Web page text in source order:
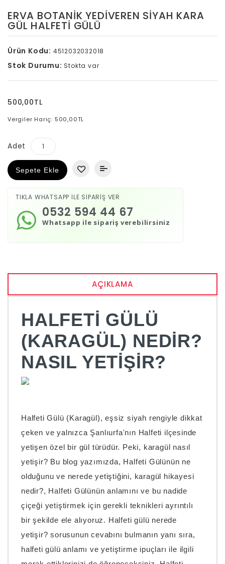
ERVA BOTANIK YEDIVEREN SIYAH KARA
GÜL HALFETI GÜLÜ
Ürün Kodu: 4512032032018
Stok Durumu: Stokta var
500,00TL
Vergiler Hariç: 500,00TL
Adet
Sepete Ekle
TIKLA WHATSAPP İLE SİPARİŞ VER
Whatsapp ile sipariş verebilirsiniz
0532 594 44 67
AÇIKLAMA
HALFETI GÜLÜ
(KARAGÜL) NEDIR?
NASIL YETIŞIR?
Halfeti Gülü (Karagül), eşsiz siyah rengiyle dikkat
çeken ve yalnızca Şanlıurfa'nın Halfeti ilçesinde
yetişen özel bir gül türüdür. Peki, karagül nasıl
yetişir? Bu blog yazımızda, Halfeti Gülünün ne
olduğunu ve nerede yetiştiğini, karagül hikayesi
nedir?, Halfeti Gülünün anlamını ve bu nadide
çiçeği yetiştirmek için gerekli teknikleri ayrıntılı
bir şekilde ele alıyoruz. Halfeti gülü nerede
yetişir? sorusunun cevabını bulmanın yanı sıra,
halfeti gülü anlamı ve yetiştirme ipuçları ile ilgili